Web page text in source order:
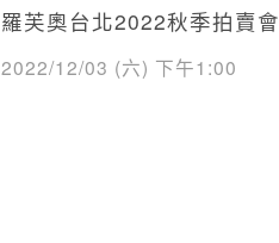
羅芙奧台北2022秋季拍賣會
2022/12/03 (六) 下午1:00